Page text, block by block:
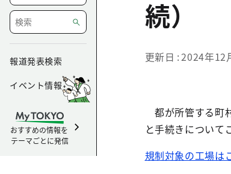
報道発表検索
イベント情報
おすすめの情報を
テーマごとに発信
続）
更新日 2024年12
都が所管する町
と手続きについて
規制対象の工場は